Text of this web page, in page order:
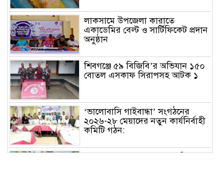
লাকসামে উপজেলা কারাতে
একাডেমির বেল্ট ও সার্টিফিকেট প্রদান
অনুষ্ঠান
শিবগঞ্জে ৫৯ বিজিবি’র অভিযান ১৫০
বোতল এসকাফ সিরাপসহ আটক ১
‘ভালোবাসি গাইবান্ধা’ সংগঠনের
২০২৬-২৮ মেয়াদের নতুন কার্যনির্বাহী
কমিটি গঠন: